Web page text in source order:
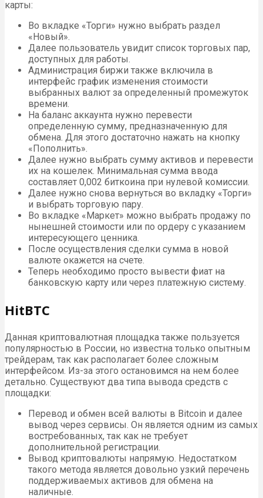
карты:
Во вкладке «Торги» нужно выбрать раздел
«Новый».
Далее пользователь увидит список торговых пар,
доступных для работы.
Администрация биржи также включила в
интерфейс график изменения стоимости
выбранных валют за определенный промежуток
времени.
На баланс аккаунта нужно перевести
определенную сумму, предназначенную для
обмена. Для этого достаточно нажать на кнопку
«Пополнить».
Далее нужно выбрать сумму активов и перевести
их на кошелек. Минимальная сумма ввода
составляет 0,002 биткоина при нулевой комиссии.
Далее нужно снова вернуться во вкладку «Торги»
и выбрать торговую пару.
Во вкладке «Маркет» можно выбрать продажу по
нынешней стоимости или по ордеру с указанием
интересующего ценника.
После осуществления сделки сумма в новой
валюте окажется на счете.
Теперь необходимо просто вывести фиат на
банковскую карту или через платежную систему.
HitBTC
Данная криптовалютная площадка также пользуется
популярностью в России, но известна только опытным
трейдерам, так как располагает более сложным
интерфейсом. Из-за этого остановимся на нем более
детально. Существуют два типа вывода средств с
площадки:
Перевод и обмен всей валюты в Bitcoin и далее
вывод через сервисы. Он является одним из самых
востребованных, так как не требует
дополнительной регистрации.
Вывод криптовалюты напрямую. Недостатком
такого метода является довольно узкий перечень
поддерживаемых активов для обмена на
наличные.